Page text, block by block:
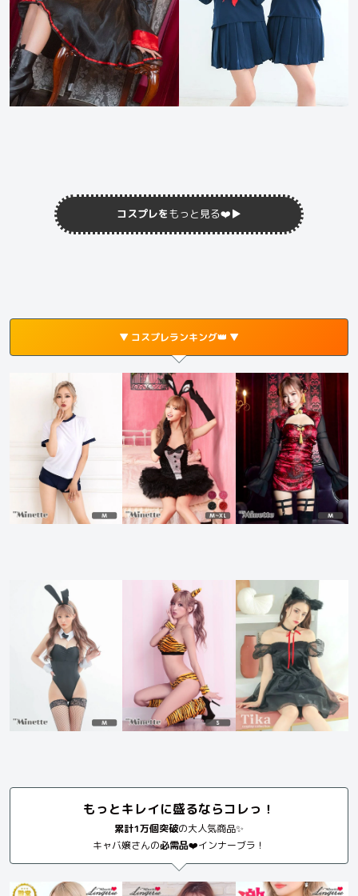
コスプレをもっと見る❤️▶︎
▼ コスプレランキング👑 ▼
もっとキレイに盛るならコレっ！
累計1万個突破の大人気商品✨
キャバ嬢さんの必需品❤️インナーブラ！